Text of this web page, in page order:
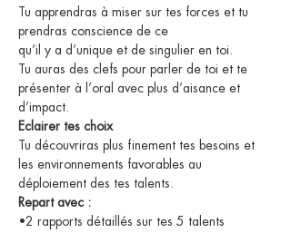
Tu apprendras à miser sur tes forces et tu
prendras conscience de ce
qu’il y a d’unique et de singulier en toi.
Tu auras des clefs pour parler de toi et te
présenter à l’oral avec plus d’aisance et
d’impact.
Eclairer tes choix
Tu découvriras plus finement tes besoins et
les environnements favorables au
déploiement des tes talents.
Repart avec :
•2 rapports détaillés sur tes 5 talents